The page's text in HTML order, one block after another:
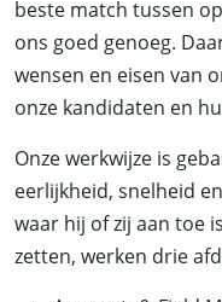
beste match tussen
ons goed genoeg.
wensen en eisen van
onze kandidaten en
Onze werkwijze is
eerlijkheid, snelheid
waar hij of zij aan toe
zetten, werken drie